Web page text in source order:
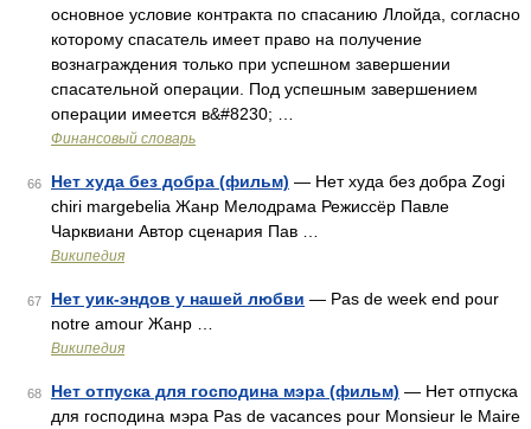
основное условие контракта по спасанию Ллойда, согласно
которому спасатель имеет право на получение
вознаграждения только при успешном завершении
спасательной операции. Под успешным завершением
операции имеется в&#8230; …
Финансовый словарь
66 Нет худа без добра (фильм) — Нет худа без добра Zogi
chiri margebelia Жанр Мелодрама Режиссёр Павле
Чарквиани Автор сценария Пав …
Википедия
67 Нет уик-эндов y нашей любви — Pas de week end pour
notre amour Жанр …
Википедия
68 Нет отпуска для господина мэра (фильм) — Нет отпуска
для господина мэра Pas de vacances pour Monsieur le Maire